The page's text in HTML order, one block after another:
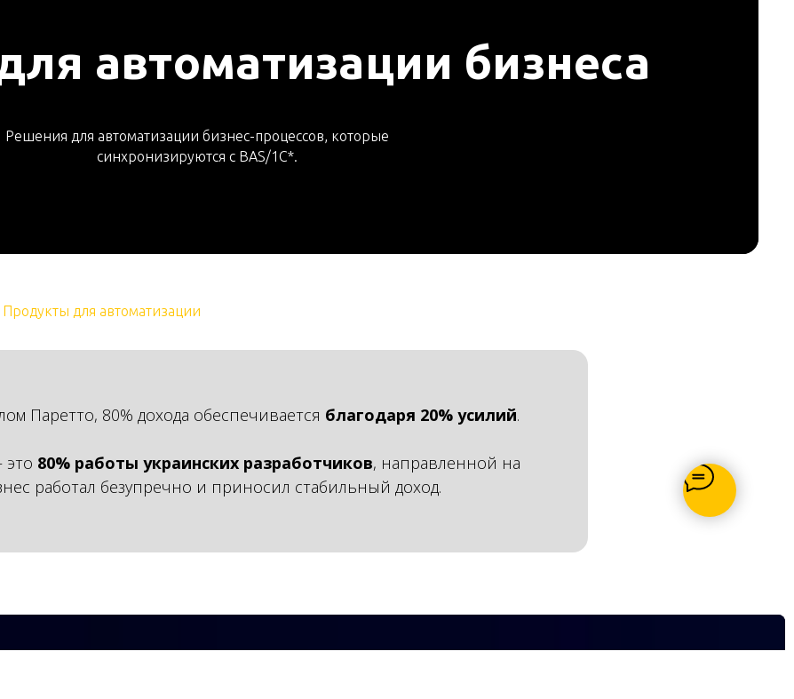
автоматизации бизнеса
Решения для автоматизации бизнес-процессов, которые
синхронизируются с BAS/1C*.
Продукты для автоматизации
Паретто, 80% дохода обеспечивается благодаря 20% усилий.
80% работы украинских разработчиков, направленной на
работал безупречно и приносил стабильный доход.